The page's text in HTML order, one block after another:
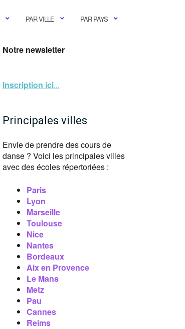
PAR VILLE PAR PAYS
Notre newsletter
Inscription ici...
Principales villes
Envie de prendre des cours de
danse ? Voici les principales villes
avec des écoles répertoriées :
Paris
Lyon
Marseille
Toulouse
Nice
Nantes
Bordeaux
Aix en Provence
Le Mans
Metz
Pau
Cannes
Reims